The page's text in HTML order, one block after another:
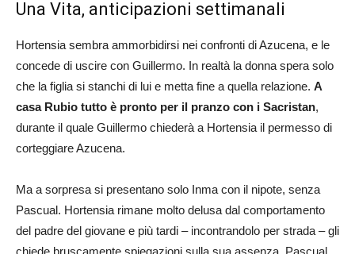
Una Vita, anticipazioni settimanali
Hortensia sembra ammorbidirsi nei confronti di Azucena, e le
concede di uscire con Guillermo. In realtà la donna spera solo
che la figlia si stanchi di lui e metta fine a quella relazione. A
casa Rubio tutto è pronto per il pranzo con i Sacristan,
durante il quale Guillermo chiederà a Hortensia il permesso di
corteggiare Azucena.
Ma a sorpresa si presentano solo Inma con il nipote, senza
Pascual. Hortensia rimane molto delusa dal comportamento
del padre del giovane e più tardi – incontrandolo per strada – gli
chiede bruscamente spiegazioni sulla sua assenza. Pascual